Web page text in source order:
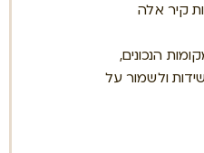
קיר אלה
הנכונים,
ולשמור על